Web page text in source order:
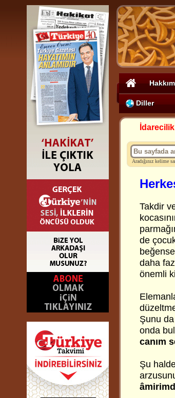
Diller
Aradığınız kelime
Takdir
de
daha
önemli
Şunu
onda
canım
Şu